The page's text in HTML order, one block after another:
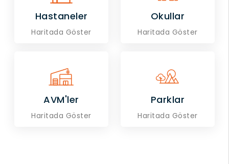
Hastaneler
Haritada Göster
Okullar
Haritada Göster
AVM'ler
Haritada Göster
Parklar
Haritada Göster